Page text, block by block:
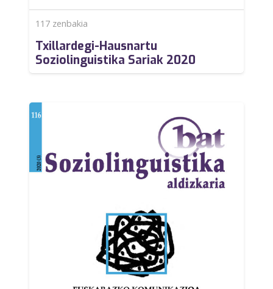
117 zenbakia
Txillardegi-Hausnartu
Soziolinguistika Sariak 2020